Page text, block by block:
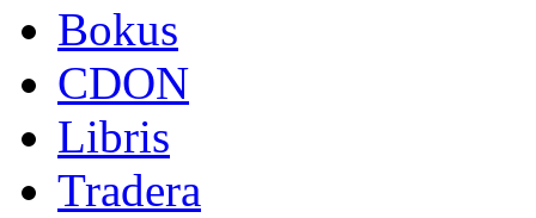
Bokus
CDON
Libris
Tradera